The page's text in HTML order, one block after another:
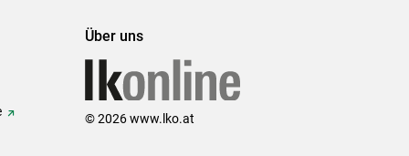
Über uns
© 2026 www.lko.at